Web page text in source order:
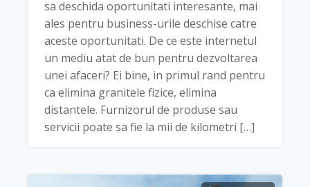
sa deschida oportunitati interesante, mai
ales pentru business-urile deschise catre
aceste oportunitati. De ce este internetul
un mediu atat de bun pentru dezvoltarea
unei afaceri? Ei bine, in primul rand pentru
ca elimina granitele fizice, elimina
distantele. Furnizorul de produse sau
servicii poate sa fie la mii de kilometri […]